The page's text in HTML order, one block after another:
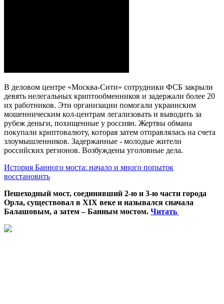
В деловом центре «Москва-Сити» сотрудники ФСБ закрыли
девять нелегальных криптообменников и задержали более 20
их работников. Эти организации помогали украинским
мошенническим кол-центрам легализовать и выводить за
рубеж деньги, похищенные у россиян. Жертвы обмана
покупали криптовалюту, которая затем отправлялась на счета
злоумышленников. Задержанные - молодые жители
российских регионов. Возбуждены уголовные дела.
История Банного моста: начало и много попыток
восстановить
Пешеходный мост, соединявший 2-ю и 3-ю части города
Орла, существовал в XIX веке и назывался сначала
Балашовым, а затем – Банным мостом. Читать